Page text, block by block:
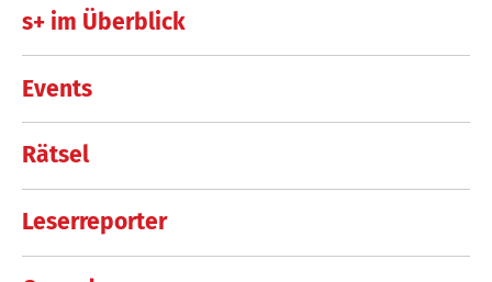
s+ im Überblick
Events
Rätsel
Leserreporter